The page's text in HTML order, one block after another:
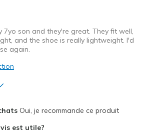
7yo son and they're great. They fit well,
and the shoe is really lightweight. I'd
again.
Oui, je recommande ce produit
est utile?